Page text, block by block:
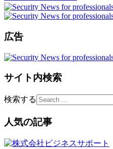
広告
サイト内検索
検索する
人気の記事